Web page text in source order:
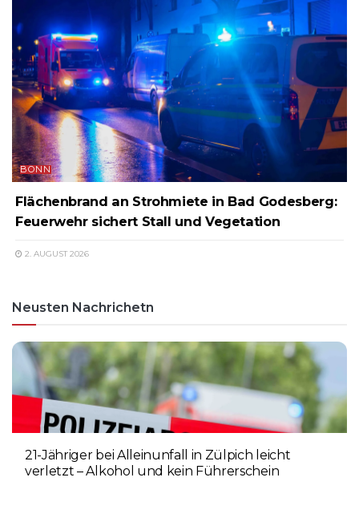
BONN
Flächenbrand an Strohmiete in Bad Godesberg:
Feuerwehr sichert Stall und Vegetation
2. AUGUST 2026
Neusten Nachrichetn
21-Jähriger bei Alleinunfall in Zülpich leicht
verletzt – Alkohol und kein Führerschein